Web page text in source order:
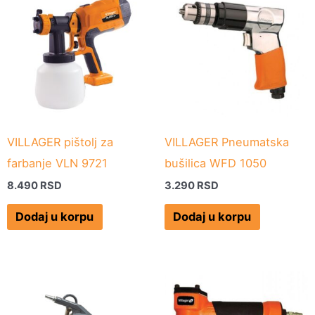
VILLAGER pištolj za
farbanje VLN 9721
8.490 RSD
Dodaj u korpu
VILLAGER Pneumatska
bušilica WFD 1050
3.290 RSD
Dodaj u korpu